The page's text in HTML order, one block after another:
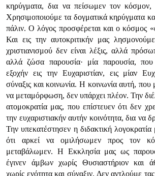
κηρύγματα, δια να πείσωμεν τον κόσμον,
Χρησιμοποιούμε τα δογματικά κηρύγματα
πάλιν. Ο λόγος προσφέρεται και ο κόσμος
Και εις την αυτοκριτικήν μας
χριστιανισμού δεν είναι λέξις, αλλά
αλλά ζώσα παρουσία· μία παρουσία, που
εξοχήν εις την Ευχαριστίαν, εις μίαν
σύναξις και κοινωνία. Η κοινωνία αυτή, που
να μεταμόρφωση, δεν υπάρχει πλέον. Την
ατομοκρατία μας, που επίστευεν ότι δεν
την ευχαριστιακήν αυτήν κοινότητα, δια να
Την υπεκατέστησεν η διδακτική
ότι αρκεί να ομιλήσωμεν προς τον
μεταβάλωμεν. Η Εκκλησία μας ως
έγινεν άμβων χωρίς Θυσιαστήριον και
χωρίς ενότητα και σύναξιν. Δεν αντλούμε